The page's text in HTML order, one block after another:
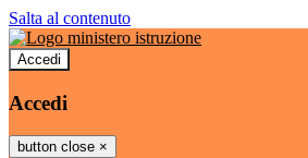
Salta al contenuto
Accedi
Accedi
button close ×